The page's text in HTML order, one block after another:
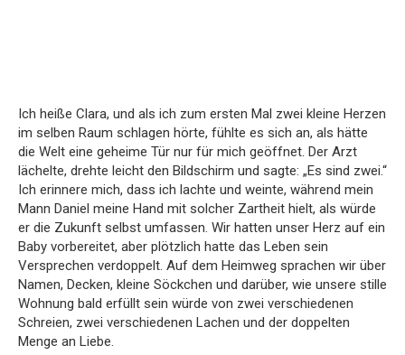
Ich heiße Clara, und als ich zum ersten Mal zwei kleine Herzen
im selben Raum schlagen hörte, fühlte es sich an, als hätte
die Welt eine geheime Tür nur für mich geöffnet. Der Arzt
lächelte, drehte leicht den Bildschirm und sagte: „Es sind zwei.“
Ich erinnere mich, dass ich lachte und weinte, während mein
Mann Daniel meine Hand mit solcher Zartheit hielt, als würde
er die Zukunft selbst umfassen. Wir hatten unser Herz auf ein
Baby vorbereitet, aber plötzlich hatte das Leben sein
Versprechen verdoppelt. Auf dem Heimweg sprachen wir über
Namen, Decken, kleine Söckchen und darüber, wie unsere stille
Wohnung bald erfüllt sein würde von zwei verschiedenen
Schreien, zwei verschiedenen Lachen und der doppelten
Menge an Liebe.